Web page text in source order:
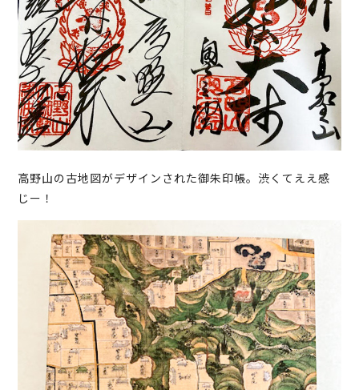
高野山の古地図がデザインされた御朱印帳。渋くてええ感
じー！